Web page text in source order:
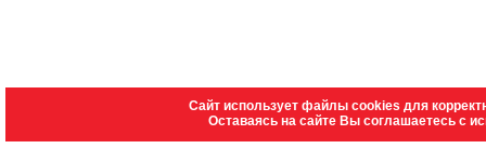
Сайт использует файлы cookies для
Оставаясь на сайте Вы соглашаетесь с